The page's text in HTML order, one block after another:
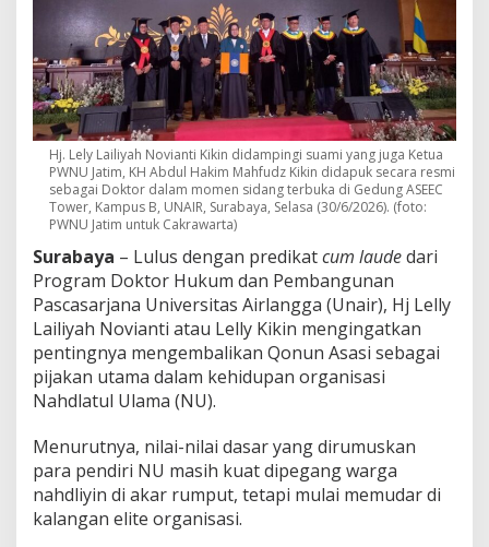
A
I
R
N
y
a
i
H
j
.
e
l
l
y
K
i
k
i
:
E
l
i
t
Hj. Lely Lailiyah Novianti Kikin didampingi suami yang juga Ketua
PWNU Jatim, KH Abdul Hakim Mahfudz Kikin didapuk secara resmi
sebagai Doktor dalam momen sidang terbuka di Gedung ASEEC
Tower, Kampus B, UNAIR, Surabaya, Selasa (30/6/2026). (foto:
PWNU Jatim untuk Cakrawarta)
Surabaya – Lulus dengan predikatcum laudedari
Program Doktor Hukum dan Pembangunan
Pascasarjana Universitas Airlangga (Unair), Hj Lelly
Lailiyah Novianti atau Lelly Kikin mengingatkan
pentingnya mengembalikan Qonun Asasi sebagai
pijakan utama dalam kehidupan organisasi
Nahdlatul Ulama (NU).
Menurutnya, nilai-nilai dasar yang dirumuskan
para pendiri NU masih kuat dipegang warga
nahdliyin di akar rumput, tetapi mulai memudar di
kalangan elite organisasi.